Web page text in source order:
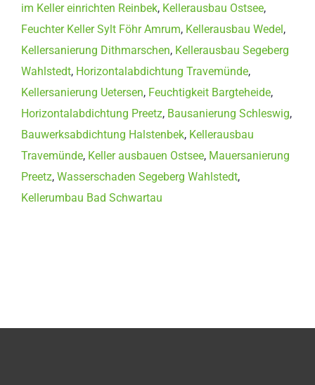
im Keller einrichten Reinbek, Kellerausbau Ostsee,
Feuchter Keller Sylt Föhr Amrum, Kellerausbau Wedel,
Kellersanierung Dithmarschen, Kellerausbau Segeberg
Wahlstedt, Horizontalabdichtung Travemünde,
Kellersanierung Uetersen, Feuchtigkeit Bargteheide,
Horizontalabdichtung Preetz, Bausanierung Schleswig,
Bauwerksabdichtung Halstenbek, Kellerausbau
Travemünde, Keller ausbauen Ostsee, Mauersanierung
Preetz, Wasserschaden Segeberg Wahlstedt,
Kellerumbau Bad Schwartau